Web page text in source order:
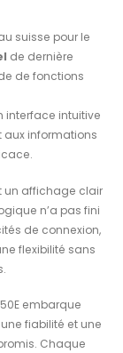
suisse pour le
de dernière
de fonctions
interface intuitive
aux informations
un affichage clair
n’a pas fini
de connexion,
flexibilité sans
embarque
fiabilité et une
Chaque